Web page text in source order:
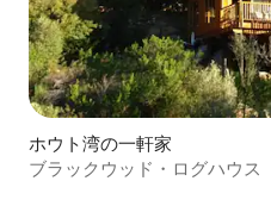
ホウト湾の一軒家
ブラックウッド・ログハウス